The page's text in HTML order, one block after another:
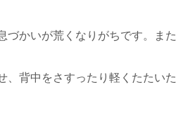
かいが荒くなりがちです。ま
背中をさすったり軽くたたい